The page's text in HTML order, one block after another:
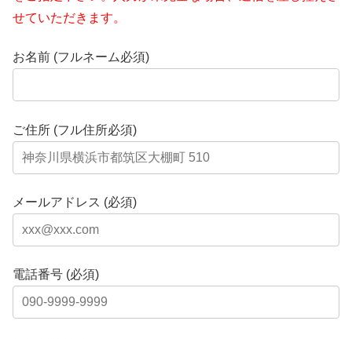
せていただきます。
お名前 (フルネーム必須)
ご住所 (フル住所必須)
メールアドレス (必須)
電話番号 (必須)